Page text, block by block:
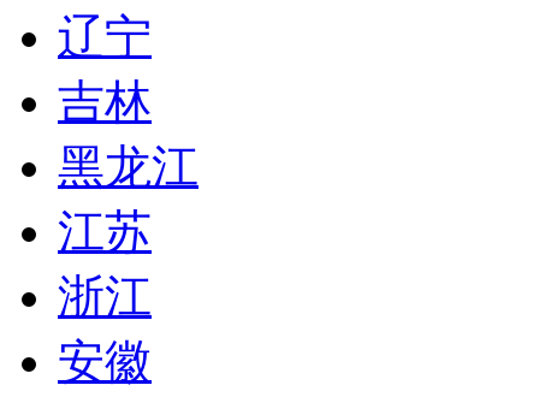
辽宁
吉林
黑龙江
江苏
浙江
安徽